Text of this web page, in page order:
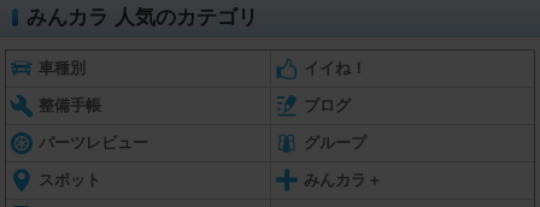
みんカラ 人気のカテゴリ
車種別 イイね！
整備手帳 ブログ
パーツレビュー グループ
スポット みんカラ＋